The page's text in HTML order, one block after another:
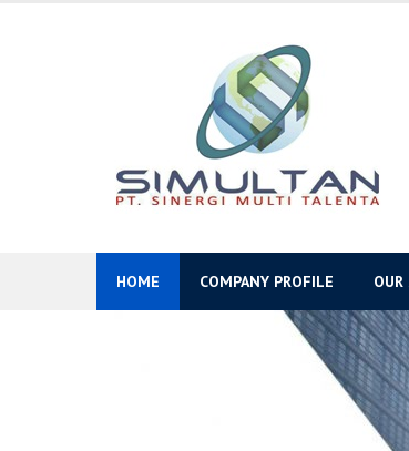
HOME COMPANY PROFILE OUR